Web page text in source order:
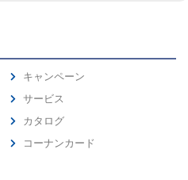
キャンペーン
サービス
カタログ
コーナンカード